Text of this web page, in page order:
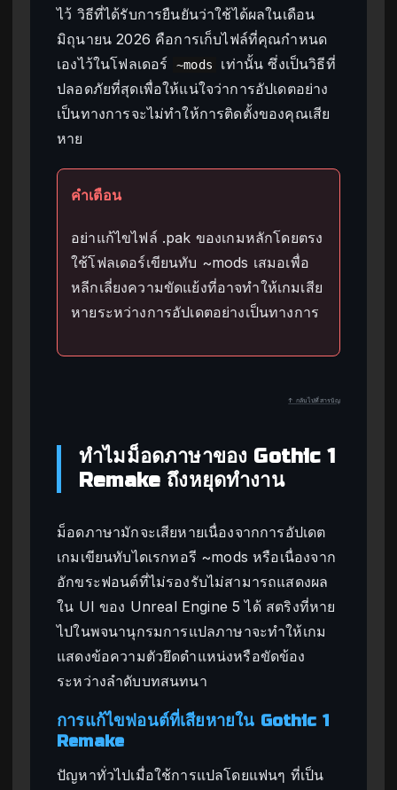
ไว้ วิธีที่ได้รับการยืนยันว่าใช้ได้ผลในเดือน
มิถุนายน 2026 คือการเก็บไฟล์ที่คุณกำหนด
เองไว้ในโฟลเดอร์
~mods
เท่านั้น ซึ่งเป็นวิธีที่
ปลอดภัยที่สุดเพื่อให้แน่ใจว่าการอัปเดตอย่าง
เป็นทางการจะไม่ทำให้การติดตั้งของคุณเสีย
หาย
คำเตือน
อย่าแก้ไขไฟล์ .pak ของเกมหลักโดยตรง
ใช้โฟลเดอร์เขียนทับ ~mods เสมอเพื่อ
หลีกเลี่ยงความขัดแย้งที่อาจทำให้เกมเสีย
หายระหว่างการอัปเดตอย่างเป็นทางการ
↑ กลับไปที่สารบัญ
ทำไมม็อดภาษาของ Gothic 1
Remake ถึงหยุดทำงาน
ม็อดภาษามักจะเสียหายเนื่องจากการอัปเดต
เกมเขียนทับไดเรกทอรี ~mods หรือเนื่องจาก
อักขระฟอนต์ที่ไม่รองรับไม่สามารถแสดงผล
ใน UI ของ Unreal Engine 5 ได้ สตริงที่หาย
ไปในพจนานุกรมการแปลภาษาจะทำให้เกม
แสดงข้อความตัวยึดตำแหน่งหรือขัดข้อง
ระหว่างลำดับบทสนทนา
การแก้ไขฟอนต์ที่เสียหายใน Gothic 1
Remake
ปัญหาทั่วไปเมื่อใช้การแปลโดยแฟนๆ ที่เป็น